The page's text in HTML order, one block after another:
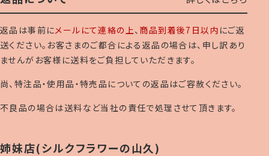
返品は事前にメールにて連絡の上、 商品到着後7日以内 にご返
送ください。お客さまのご都合による返品の場合は、申し訳あり
ませんがお客様に送料をご負担していただきます。
尚、特注品・使用品・特売品についての返品はご容赦ください。
不良品の場合は送料など当社の責任で処理させて頂きます。
姉妹店(シルクフラワーの山久)